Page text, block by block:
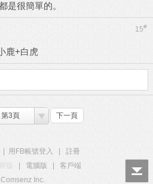
是很簡單的。
15#
鹿+白虎
第3頁 下一頁
用FB帳號登入
註冊
版 電腦版
客戶端
Inc.